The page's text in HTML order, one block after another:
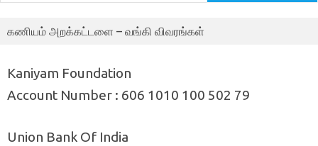
கணியம் அறக்கட்டளை – வங்கி விவரங்கள்
Kaniyam Foundation
Account Number : 606 1010 100 502 79
Union Bank Of India